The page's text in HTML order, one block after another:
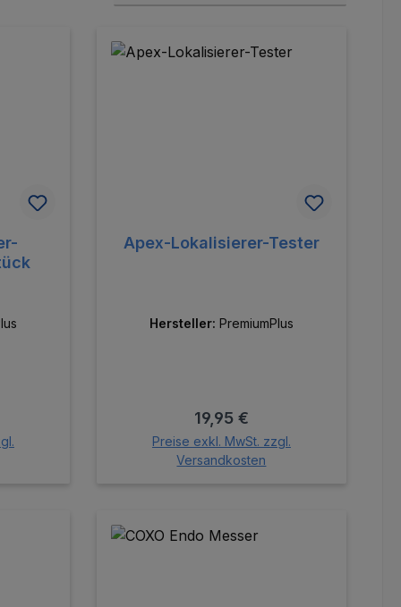
Apex-Lokalisierer-Tester
Hersteller: PremiumPlus
Regulärer Preis:
19,95 €
Preise exkl. MwSt. zzgl.
Versandkosten